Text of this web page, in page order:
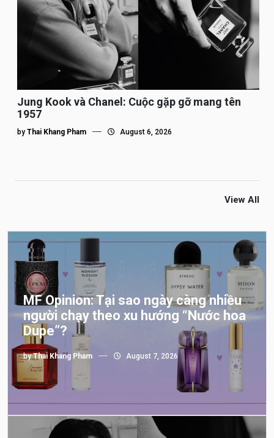
Jung Kook và Chanel: Cuộc gặp gỡ mang tên
1957
by Thai Khang Pham August 6, 2026
View All
MF Opinion: Tại sao ngày càng nhiều
người chạy theo xu hướng “Nước hoa
Dupe”?
byThai Khang Pham August 7, 2026